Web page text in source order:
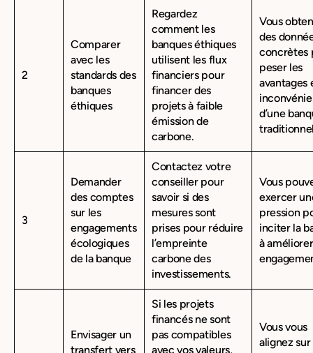
2
Comparer
avec les
standards des
banques
éthiques
Regardez
comment les
banques éthiques
utilisent les flux
financiers pour
financer des
projets à faible
émission de
carbone.
Vous
des
concrètes
peser les
avantages
d’une
3
Demander
des comptes
sur les
engagements
écologiques
de la banque
Contactez votre
conseiller pour
savoir si des
mesures sont
prises pour réduire
l’empreinte
carbone des
investissements.
Vous
exercer
pression
inciter la
à
Envisager un
transfert vers
Si les projets
financés ne sont
pas compatibles
avec vos valeurs,
Vous vous
alignez sur